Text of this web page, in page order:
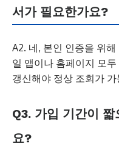
서가 필요한가요?
A2. 네, 본인 인증을 위
일 앱이나 홈페이지 모
갱신해야 정상 조회가
Q3. 가입 기간이
요?